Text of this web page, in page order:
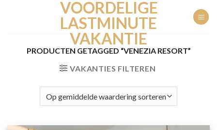
VOORDELIGE
LASTMINUTE
VAKANTIE
PRODUCTEN GETAGGED “VENEZIA RESORT”
VAKANTIES FILTEREN